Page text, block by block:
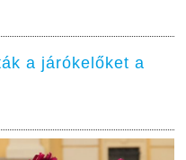
a járókelőket a